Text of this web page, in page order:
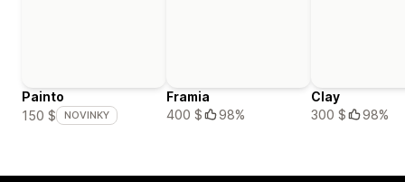
Painto
150 $
NOVINKY
Framia
400 $
98%
Clay
300 $
98%